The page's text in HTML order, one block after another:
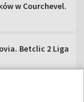
w Courchevel.
Betclic 2 Liga